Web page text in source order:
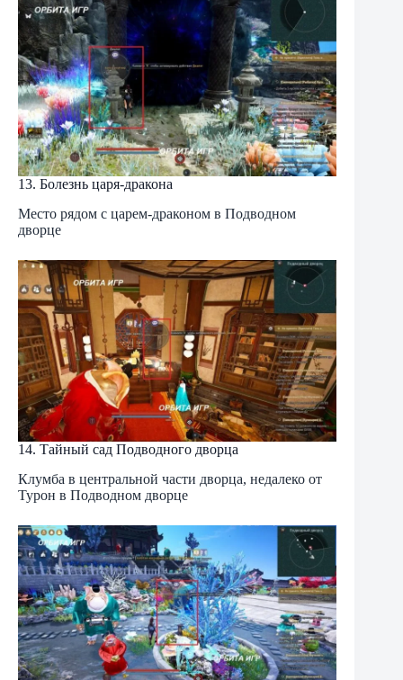
13. Болезнь царя-дракона
Место рядом с царем-драконом в Подводном
дворце
14. Тайный сад Подводного дворца
Клумба в центральной части дворца, недалеко от
Турон в Подводном дворце